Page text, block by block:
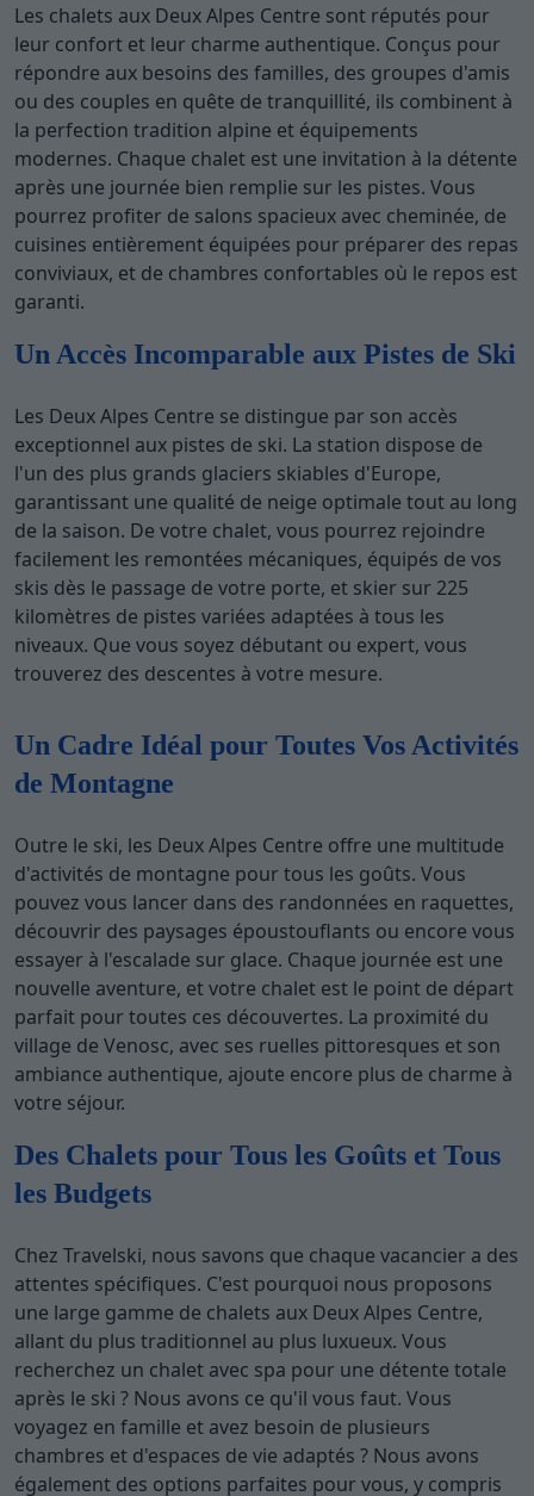
Les chalets aux Deux Alpes Centre sont réputés pour
leur confort et leur charme authentique. Conçus pour
répondre aux besoins des familles, des groupes d'amis
ou des couples en quête de tranquillité, ils combinent à
la perfection tradition alpine et équipements
modernes. Chaque chalet est une invitation à la détente
après une journée bien remplie sur les pistes. Vous
pourrez profiter de salons spacieux avec cheminée, de
cuisines entièrement équipées pour préparer des repas
conviviaux, et de chambres confortables où le repos est
garanti.
Un Accès Incomparable aux Pistes de Ski
Les Deux Alpes Centre se distingue par son accès
exceptionnel aux pistes de ski. La station dispose de
l'un des plus grands glaciers skiables d'Europe,
garantissant une qualité de neige optimale tout au long
de la saison. De votre chalet, vous pourrez rejoindre
facilement les remontées mécaniques, équipés de vos
skis dès le passage de votre porte, et skier sur 225
kilomètres de pistes variées adaptées à tous les
niveaux. Que vous soyez débutant ou expert, vous
trouverez des descentes à votre mesure.
Un Cadre Idéal pour Toutes Vos Activités
de Montagne
Outre le ski, les Deux Alpes Centre offre une multitude
d'activités de montagne pour tous les goûts. Vous
pouvez vous lancer dans des randonnées en raquettes,
découvrir des paysages époustouflants ou encore vous
essayer à l'escalade sur glace. Chaque journée est une
nouvelle aventure, et votre chalet est le point de départ
parfait pour toutes ces découvertes. La proximité du
village de Venosc, avec ses ruelles pittoresques et son
ambiance authentique, ajoute encore plus de charme à
votre séjour.
Des Chalets pour Tous les Goûts et Tous
les Budgets
Chez Travelski, nous savons que chaque vacancier a des
attentes spécifiques. C'est pourquoi nous proposons
une large gamme de chalets aux Deux Alpes Centre,
allant du plus traditionnel au plus luxueux. Vous
recherchez un chalet avec spa pour une détente totale
après le ski ? Nous avons ce qu'il vous faut. Vous
voyagez en famille et avez besoin de plusieurs
chambres et d'espaces de vie adaptés ? Nous avons
également des options parfaites pour vous, y compris